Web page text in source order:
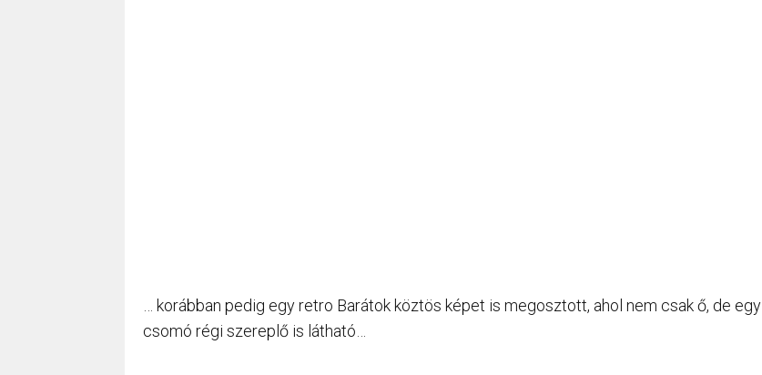
… korábban pedig egy retro Barátok köztös képet is megosztott, ahol nem csak ő, de egy
csomó régi szereplő is látható…